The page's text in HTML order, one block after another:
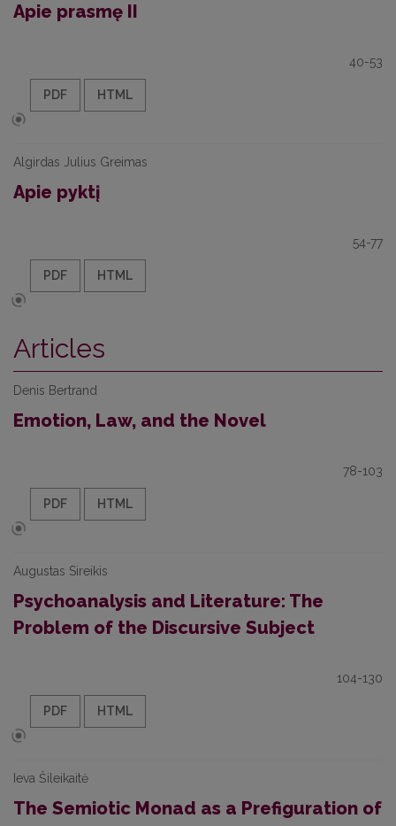
Apie prasmę II
40-53
PDF HTML
Algirdas Julius Greimas
Apie pyktį
54-77
PDF HTML
Articles
Denis Bertrand
Emotion, Law, and the Novel
78-103
PDF HTML
Augustas Sireikis
Psychoanalysis and Literature: The
Problem of the Discursive Subject
104-130
PDF HTML
Ieva Šileikaitė
The Semiotic Monad as a Prefiguration of